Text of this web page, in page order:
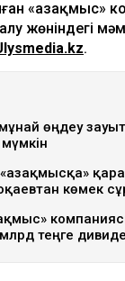
«Қазақмыс»
жөніндегі
.
мұнай өңдеу
«Қазақмысқа»
көмек
млрд теңге